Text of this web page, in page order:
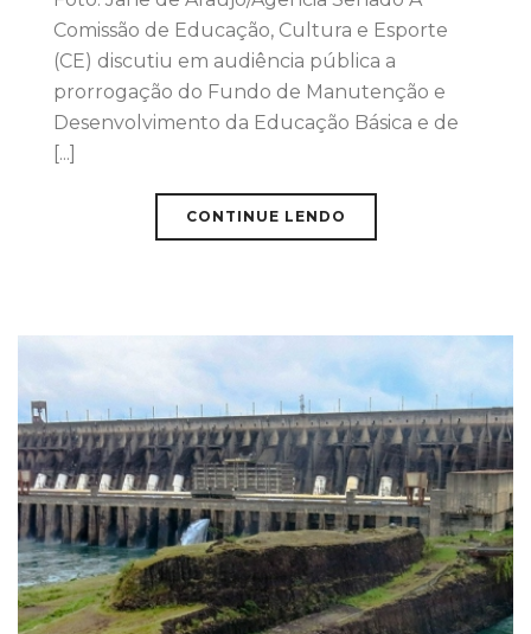
Comissão de Educação, Cultura e Esporte
(CE) discutiu em audiência pública a
prorrogação do Fundo de Manutenção e
Desenvolvimento da Educação Básica e de
[...]
CONTINUE LENDO